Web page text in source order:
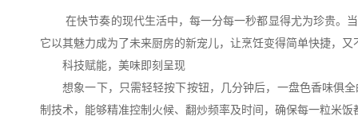
在快节奏的现代生活中，每一分每一秒都显得尤为珍贵。当
它以其魅力成为了未来厨房的新宠儿，让烹饪变得简单快捷，又
科技赋能，美味即刻呈现
想象一下，只需轻轻按下按钮，几分钟后，一盘色香味俱全
制技术，能够精准控制火候、翻炒频率及时间，确保每一粒米